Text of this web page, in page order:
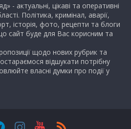
- актуальні, цікаві та оперативні
Політика, кримінал, аварії,
історія, фото, рецепти та блоги
сайт буде для Вас корисним та
щодо нових рубрик та
відшукати потрібну
власні думки про події у